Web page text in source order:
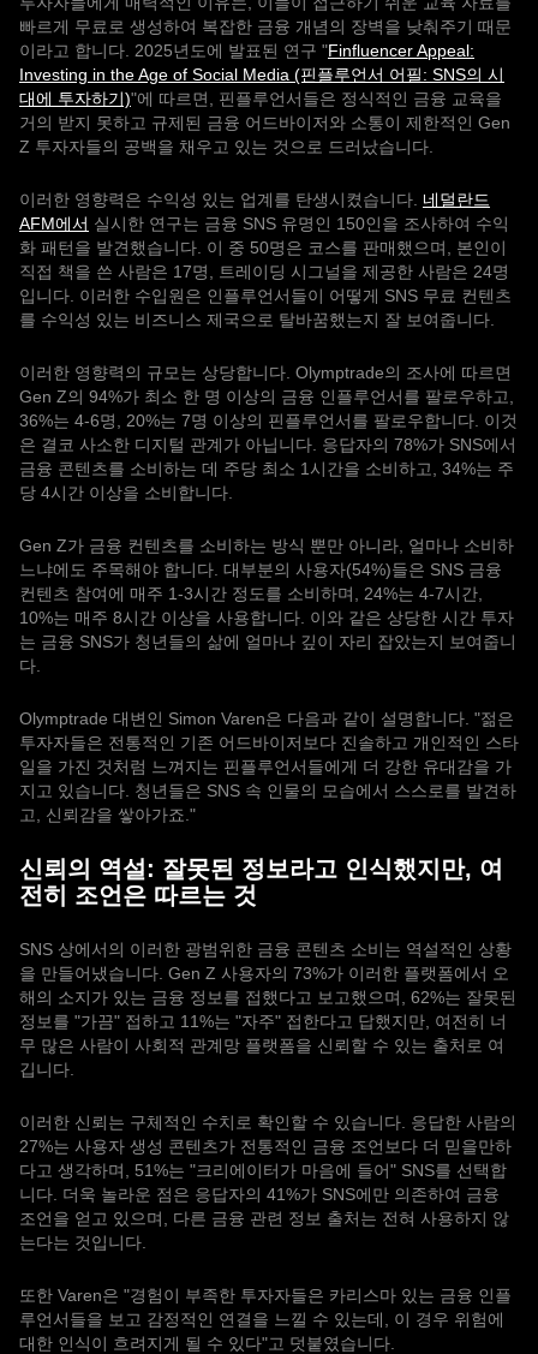
빠르게 무료로 생성하여 복잡한 금융 개념의 장벽을 낮춰주기 때문
이라고 합니다. 2025년도에 발표된 연구 "Finfluencer Appeal:
Investing in the Age of Social Media (핀플루언서 어필: SNS의 시
대에 투자하기)"에 따르면, 핀플루언서들은 정식적인 금융 교육을
거의 받지 못하고 규제된 금융 어드바이저와 소통이 제한적인 Gen
Z 투자자들의 공백을 채우고 있는 것으로 드러났습니다.
이러한 영향력은 수익성 있는 업계를 탄생시켰습니다. 네덜란드
AFM에서 실시한 연구는 금융 SNS 유명인 150인을 조사하여 수익
화 패턴을 발견했습니다. 이 중 50명은 코스를 판매했으며, 본인이
직접 책을 쓴 사람은 17명, 트레이딩 시그널을 제공한 사람은 24명
입니다. 이러한 수입원은 인플루언서들이 어떻게 SNS 무료 컨텐츠
를 수익성 있는 비즈니스 제국으로 탈바꿈했는지 잘 보여줍니다.
이러한 영향력의 규모는 상당합니다. Olymptrade의 조사에 따르면
Gen Z의 94%가 최소 한 명 이상의 금융 인플루언서를 팔로우하고,
36%는 4-6명, 20%는 7명 이상의 핀플루언서를 팔로우합니다. 이것
은 결코 사소한 디지털 관계가 아닙니다. 응답자의 78%가 SNS에서
금융 콘텐츠를 소비하는 데 주당 최소 1시간을 소비하고, 34%는 주
당 4시간 이상을 소비합니다.
Gen Z가 금융 컨텐츠를 소비하는 방식 뿐만 아니라, 얼마나 소비하
느냐에도 주목해야 합니다. 대부분의 사용자(54%)들은 SNS 금융
컨텐츠 참여에 매주 1-3시간 정도를 소비하며, 24%는 4-7시간,
10%는 매주 8시간 이상을 사용합니다. 이와 같은 상당한 시간 투자
는 금융 SNS가 청년들의 삶에 얼마나 깊이 자리 잡았는지 보여줍니
다.
Olymptrade 대변인 Simon Varen은 다음과 같이 설명합니다. "젊은
투자자들은 전통적인 기존 어드바이저보다 진솔하고 개인적인 스타
일을 가진 것처럼 느껴지는 핀플루언서들에게 더 강한 유대감을 가
지고 있습니다. 청년들은 SNS 속 인물의 모습에서 스스로를 발견하
고, 신뢰감을 쌓아가죠."
신뢰의 역설: 잘못된 정보라고 인식했지만, 여
전히 조언은 따르는 것
SNS 상에서의 이러한 광범위한 금융 콘텐츠 소비는 역설적인 상황
을 만들어냈습니다. Gen Z 사용자의 73%가 이러한 플랫폼에서 오
해의 소지가 있는 금융 정보를 접했다고 보고했으며, 62%는 잘못된
정보를 "가끔" 접하고 11%는 "자주" 접한다고 답했지만, 여전히 너
무 많은 사람이 사회적 관계망 플랫폼을 신뢰할 수 있는 출처로 여
깁니다.
이러한 신뢰는 구체적인 수치로 확인할 수 있습니다. 응답한 사람의
27%는 사용자 생성 콘텐츠가 전통적인 금융 조언보다 더 믿을만하
다고 생각하며, 51%는 "크리에이터가 마음에 들어" SNS를 선택합
니다. 더욱 놀라운 점은 응답자의 41%가 SNS에만 의존하여 금융
조언을 얻고 있으며, 다른 금융 관련 정보 출처는 전혀 사용하지 않
는다는 것입니다.
또한 Varen은 "경험이 부족한 투자자들은 카리스마 있는 금융 인플
루언서들을 보고 감정적인 연결을 느낄 수 있는데, 이 경우 위험에
대한 인식이 흐려지게 될 수 있다"고 덧붙였습니다.